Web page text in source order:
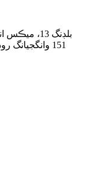
بلڊنگ 13،
151